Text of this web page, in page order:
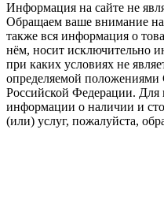
Информация на сайте не
Обращаем ваше внимание на
также вся информация о
нём, носит исключительно
при каких условиях не
определяемой положениями
Российской Федерации. Для
информации о наличии и
(или) услуг, пожалуйста,